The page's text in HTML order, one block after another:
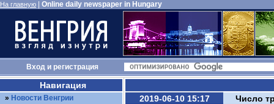
На главную Online daily newspaper in Hungary
Входи регистрация
2019-06-10 15:17 Число
Навигация
Новости Венгрии